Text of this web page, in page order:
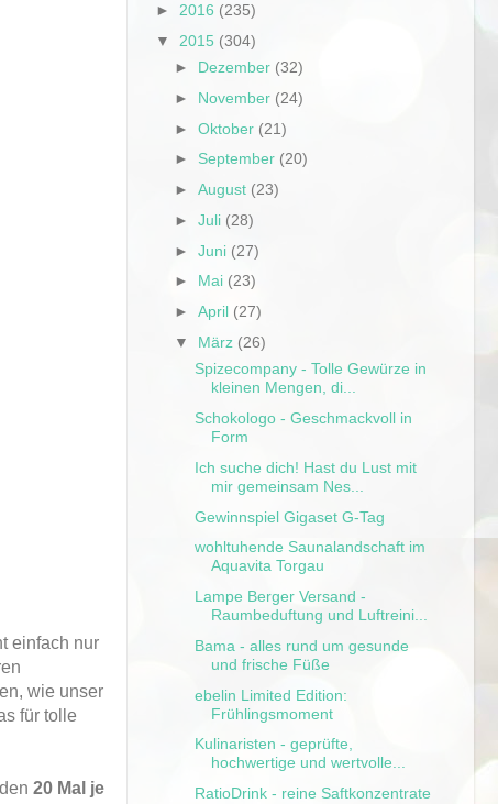
einfach nur
wie unser
für tolle
20 Mal je
► 2016 (235)
▼ 2015 (304)
► Dezember (32)
► November (24)
►Oktober (21)
► September (20)
►August (23)
►Juli (28)
►Juni (27)
► Mai (23)
►April (27)
▼ März (26)
Spizecompany - Tolle Gewürze in
kleinen Mengen, di...
Schokologo - Geschmackvoll in
Form
Ich suche dich! Hast du Lust mit
mir gemeinsam Nes...
Gewinnspiel Gigaset G-Tag
wohltuhende Saunalandschaft im
Aquavita Torgau
Lampe Berger Versand -
Raumbeduftung und Luftreini...
Bama - alles rund um gesunde
und frische Füße
ebelin Limited Edition:
Frühlingsmoment
Kulinaristen - geprüfte,
hochwertige und wertvolle...
RatioDrink - reine Saftkonzentrate